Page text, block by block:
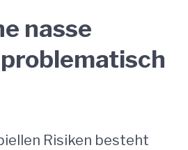
nasse
Risiken besteht